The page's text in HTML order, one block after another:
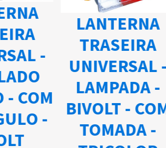
-
COM
-
LANTERNA
TRASEIRA
UNIVERSAL -
LAMPADA -
BIVOLT - COM
TOMADA -